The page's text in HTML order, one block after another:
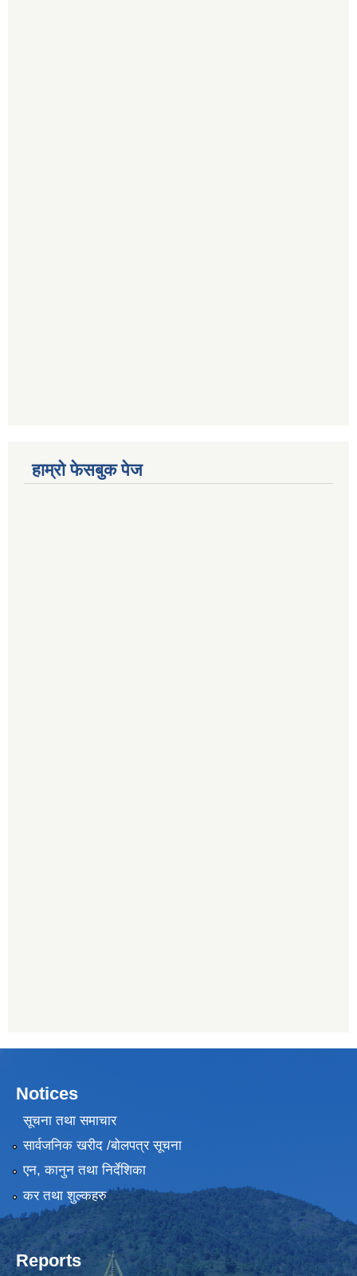
हाम्रो फेसबुक पेज
Notices
सूचना तथा समाचार
सार्वजनिक खरीद /बोलपत्र सूचना
एन, कानुन तथा निर्देशिका
कर तथा शुल्कहरु
Reports